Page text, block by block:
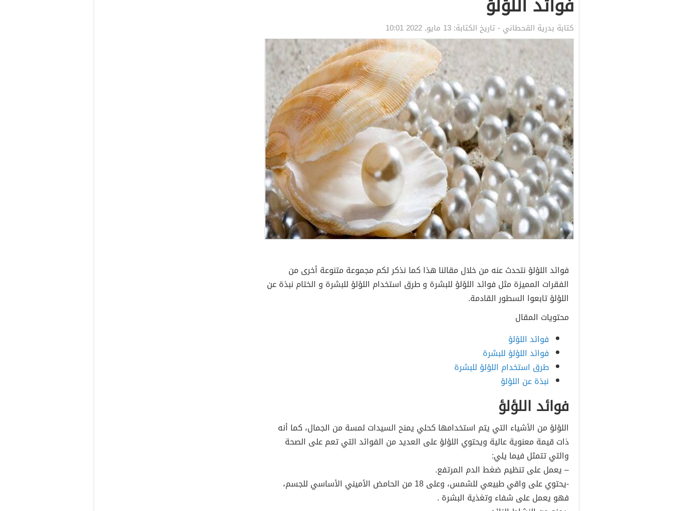
كتابة بدرية القحطاني - تاريخ الكتابة: 13 مايو, 2022 10:01
فوائد اللؤلؤ نتحدث عنه من خلال مقالنا هذا كما نذكر لكم مجموعة متنوعة أخرى من
الفقرات المميزة مثل فوائد اللؤلؤ للبشرة و طرق استخدام اللؤلؤ للبشرة و الختام نبذة عن
اللؤلؤ تابعوا السطور القادمة.
محتويات المقال
فوائد اللؤلؤ
فوائد اللؤلؤ للبشرة
طرق استخدام اللؤلؤ للبشرة
نبذة عن اللؤلؤ
فوائد اللؤلؤ
اللؤلؤ من الأشياء التي يتم استخدامها كحلي يمنح السيدات لمسة من الجمال، كما أنه
ذات قيمة معنوية عالية ويحتوي اللؤلؤ على العديد من الفوائد التي تعم على الصحة
والتي تتمثل فيما يلي:
– يعمل على تنظيم ضغط الدم المرتفع.
-يحتوي على واقي طبيعي للشمس، وعلى 18 من الحامض الأميني الأساسي للجسم،
فهو يعمل على شفاء وتغذية البشرة .